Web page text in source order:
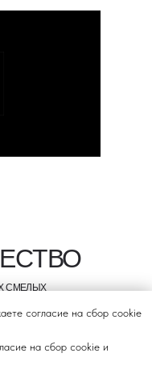
СМЕЛЫХ
согласие на сбор cookie
на сбор cookie и